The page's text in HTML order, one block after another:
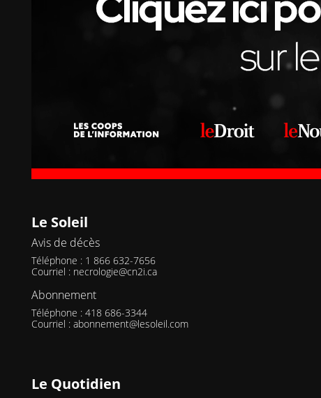
Le Soleil
Avis de décès
Téléphone : 1 866 632-7656
Courriel : necrologie@cn2i.ca
Abonnement
Téléphone : 418 686-3344
Courriel : abonnement@lesoleil.com
Le Quotidien